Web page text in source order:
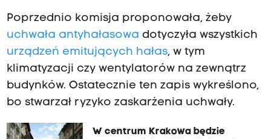
Poprzednio komisja proponowała, żeby
uchwała antyhałasowa dotyczyła wszystkich
urządzeń emitujących hałas, w tym
klimatyzacji czy wentylatorów na zewnątrz
budynków. Ostatecznie ten zapis wykreślono,
bo stwarzał ryzyko zaskarżenia uchwały.
W centrum Krakowa będzie